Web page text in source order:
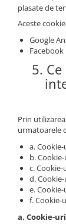
plasate de
Aceste
Google
Facebook
5.
Prin
urmatoarele
a.
b.
c.
d.
e.
f. Cookie-
a. Cookie-